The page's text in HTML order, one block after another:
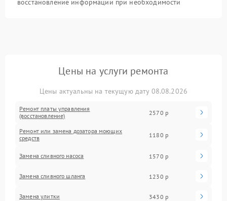
восстановление информации при необходимости
Цены на услуги ремонта
Цены актуальны на текущую дату 08.08.2026
Ремонт платы управления
(восстановление)
2570 р
Ремонт или замена дозатора моющих
средств
1180 р
Замена сливного насоса 1570 р
Замена сливного шланга 1230 р
Замена улитки 3430 р